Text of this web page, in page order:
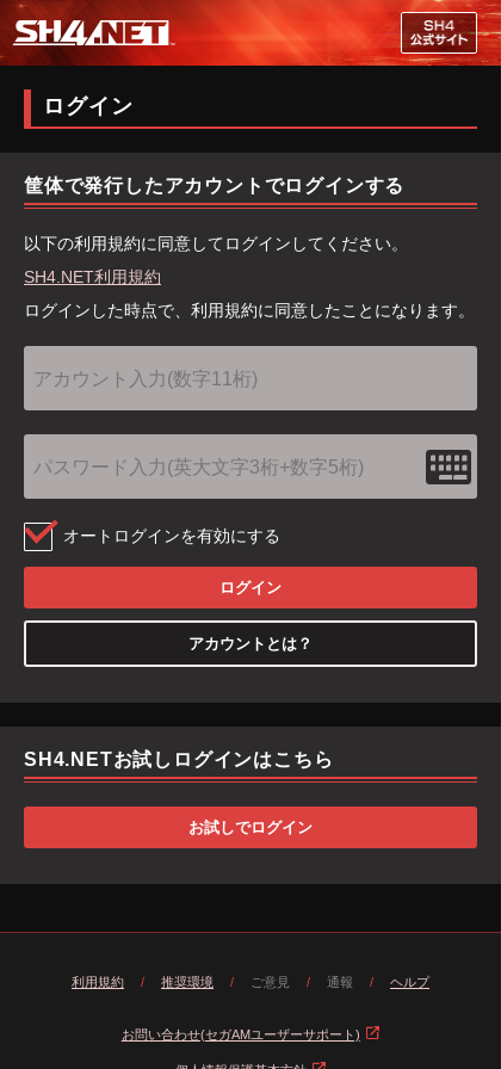
ログイン
筐体で発行したアカウントでログインする
以下の利用規約に同意してログインしてください。
SH4.NET利用規約
ログインした時点で、利用規約に同意したことになります。
オートログインを有効にする
ログイン
アカウントとは？
SH4.NETお試しログインはこちら
お試しでログイン
利用規約 / 推奨環境 / ご意見 / 通報 / ヘルプ
お問い合わせ(セガAMユーザーサポート)